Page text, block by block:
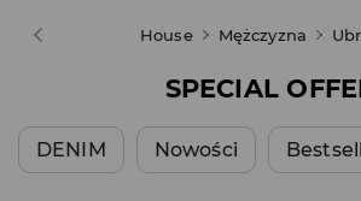
House Mężczyzna
SPECIAL
DENIM Nowości